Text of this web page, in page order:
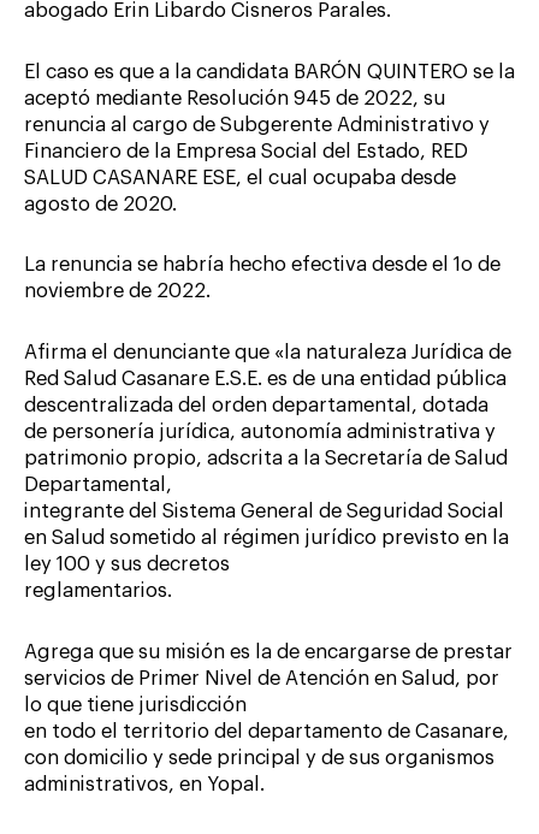
abogado Erin Libardo Cisneros Parales.
El caso es que a la candidata BARÓN QUINTERO se la
aceptó mediante Resolución 945 de 2022, su
renuncia al cargo de Subgerente Administrativo y
Financiero de la Empresa Social del Estado, RED
SALUD CASANARE ESE, el cual ocupaba desde
agosto de 2020.
La renuncia se habría hecho efectiva desde el 1o de
noviembre de 2022.
Afirma el denunciante que «la naturaleza Jurídica de
Red Salud Casanare E.S.E. es de una entidad pública
descentralizada del orden departamental, dotada
de personería jurídica, autonomía administrativa y
patrimonio propio, adscrita a la Secretaría de Salud
Departamental,
integrante del Sistema General de Seguridad Social
en Salud sometido al régimen jurídico previsto en la
ley 100 y sus decretos
reglamentarios.
Agrega que su misión es la de encargarse de prestar
servicios de Primer Nivel de Atención en Salud, por
lo que tiene jurisdicción
en todo el territorio del departamento de Casanare,
con domicilio y sede principal y de sus organismos
administrativos, en Yopal.